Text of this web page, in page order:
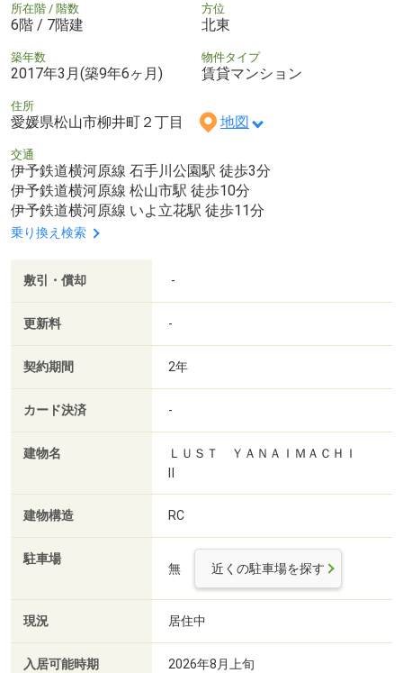
所在階 / 階数
6階 / 7階建
方位
北東
築年数
2017年3月(築9年6ヶ月)
物件タイプ
賃貸マンション
住所
愛媛県松山市柳井町２丁目 地図
交通
伊予鉄道横河原線 石手川公園駅 徒歩3分
伊予鉄道横河原線 松山市駅 徒歩10分
伊予鉄道横河原線 いよ立花駅 徒歩11分
乗り換え検索
敷引・償却 -
更新料 -
契約期間 2年
カード決済 -
建物名
ＬＵＳＴ ＹＡＮＡＩＭＡＣＨＩ
建物構造 RC
駐車場
無 近くの駐車場を探す
現況 居住中
入居可能時期 2026年8月上旬